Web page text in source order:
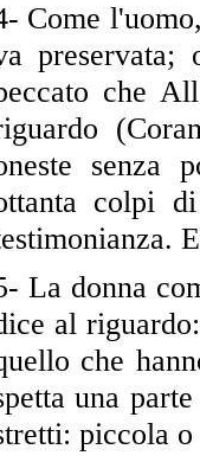
Come
preservata;
che
senza
colpi
La donna
al
che
una
piccola o